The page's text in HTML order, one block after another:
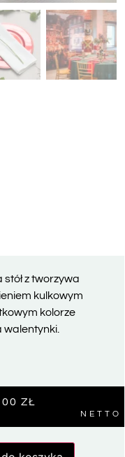
z tworzywa
kulkowym
kolorze
walentynki.
ZŁ
NETTO